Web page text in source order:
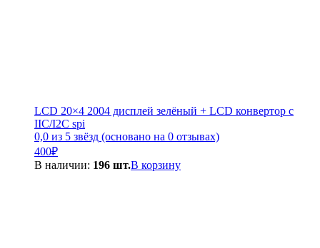
LCD 20×4 2004 дисплей зелёный + LCD конвертор с
IIC/I2C spi
0,0 из 5 звёзд (основано на 0 отзывах)
400₽
В наличии: 196 шт.В корзину